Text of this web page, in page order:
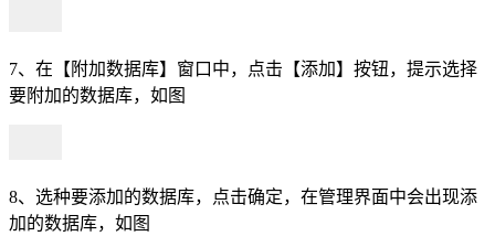
7、在【附加数据库】窗口中，点击【添加】按钮，提示选择
要附加的数据库，如图
8、选种要添加的数据库，点击确定，在管理界面中会出现添
加的数据库，如图